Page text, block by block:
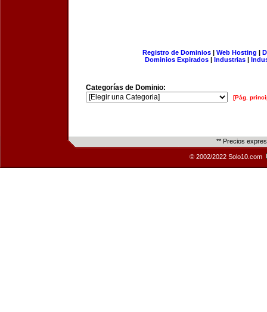
Registro de Dominios| Web Hosting |
Dominios Expirados | Industrias |
Categorías de Dominio:
[Pág.
** Precios
© 2002/2022 Solo10.com